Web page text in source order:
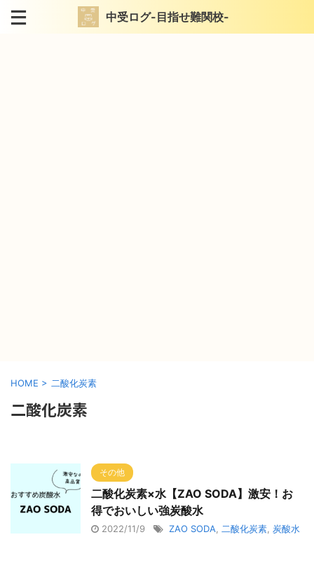
中受ログ-目指せ難関校-
HOME > 二酸化炭素
二酸化炭素
その他
二酸化炭素×水【ZAO SODA】激安！お
得でおいしい強炭酸水
2022/11/9 ZAO SODA 二酸化炭素 炭酸水